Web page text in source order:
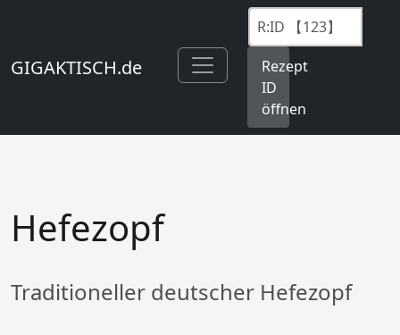
GIGAKTISCH.de
Rezept
ID
öffnen
Hefezopf
Traditioneller deutscher Hefezopf